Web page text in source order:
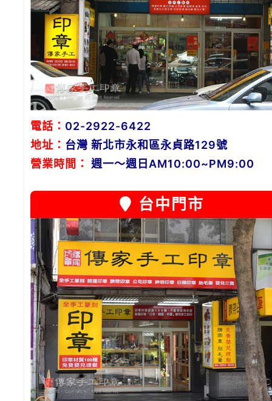
電話： 02-2922-6422
地址： 台灣 新北市永和區永貞路129號
營業時間：
週一～週日AM10:00~PM9:00
台中門市